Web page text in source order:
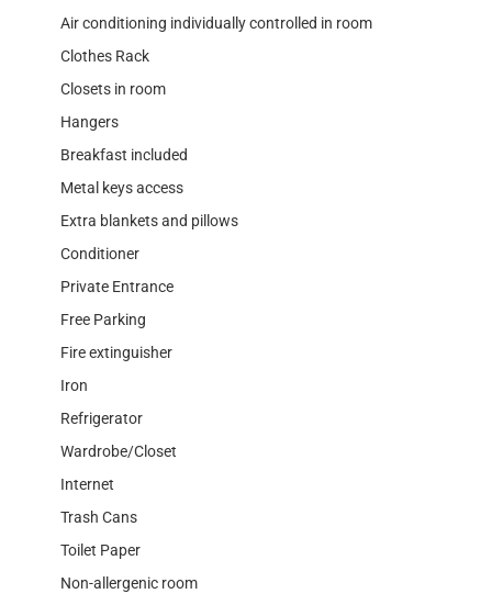
Air conditioning individually controlled in room
Clothes Rack
Closets in room
Hangers
Breakfast included
Metal keys access
Extra blankets and pillows
Conditioner
Private Entrance
Free Parking
Fire extinguisher
Iron
Refrigerator
Wardrobe/Closet
Internet
Trash Cans
Toilet Paper
Non-allergenic room